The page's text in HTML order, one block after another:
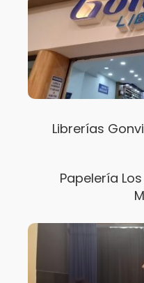
Librerías
Papelería